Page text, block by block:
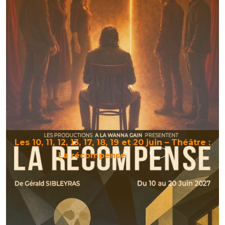
28
29
mai
siens
Les 10, 11, 12, 13, 17, 18, 19 et 20 juin – Théâtre :
La récompense
Les
10,
11,
12,
13,
18,
19